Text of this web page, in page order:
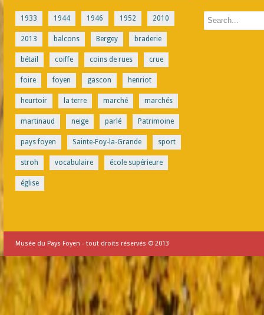
1933 1944 1946 1952 2010
2013 balcons Bergey braderie
bétail coiffe coins de rues crue
foire foyen gascon henriot
heurtoir la terre marché marchés
martinaud neige parlé Patrimoine
pays foyen Sainte-Foy-la-Grande sport
stroh vocabulaire école supérieure
église
Musée du Pays Foyen - tout droits réservés © 2013